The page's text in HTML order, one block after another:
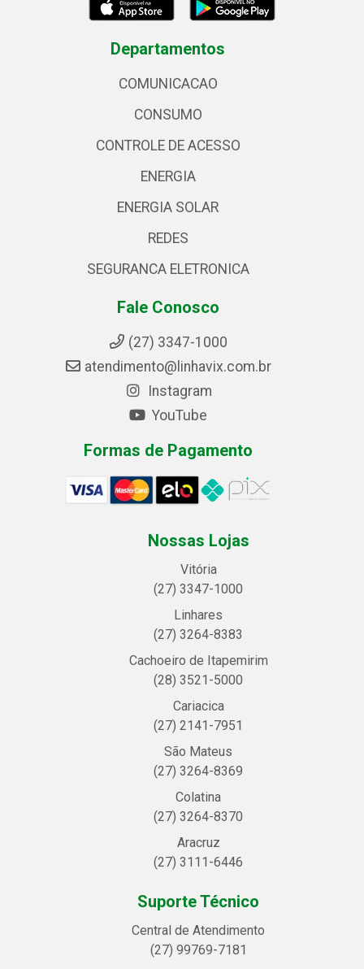
Departamentos
COMUNICACAO
CONSUMO
CONTROLE DE ACESSO
ENERGIA
ENERGIA SOLAR
REDES
SEGURANCA ELETRONICA
Fale Conosco
(27) 3347-1000
atendimento@linhavix.com.br
Instagram
YouTube
Formas de Pagamento
Nossas Lojas
Vitória
(27) 3347-1000
Linhares
(27) 3264-8383
Cachoeiro de Itapemirim
(28) 3521-5000
Cariacica
(27) 2141-7951
São Mateus
(27) 3264-8369
Colatina
(27) 3264-8370
Aracruz
(27) 3111-6446
Suporte Técnico
Central de Atendimento
(27) 99769-7181